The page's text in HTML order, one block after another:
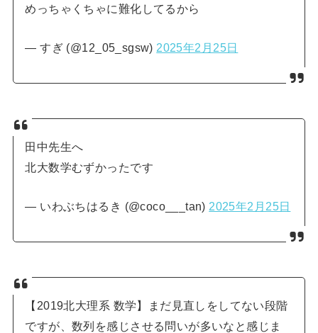
めっちゃくちゃに難化してるから
— すぎ (@12_05_sgsw) 2025年2月25日
田中先生へ
北大数学むずかったです
— いわぶちはるき (@coco___tan) 2025年2月25日
【2019北大理系 数学】まだ見直しをしてない段階
ですが、数列を感じさせる問いが多いなと感じま